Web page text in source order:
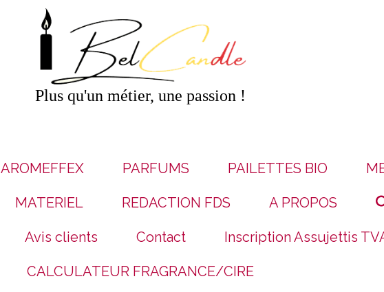
Plus qu'un métier, une passion !
AROMEFFEX PARFUMS PAILETTES BIO
MATERIEL REDACTION FDS A PROPOS
Avis clients Contact Inscription Assujettis
CALCULATEUR FRAGRANCE/CIRE